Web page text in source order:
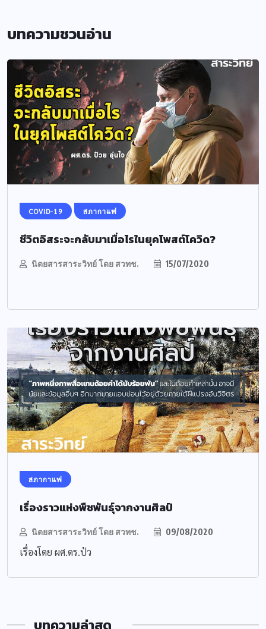
บทความชวนอ่าน
COVID-19 สภากาแฟ
ชีวิตอิสระจะกลับมาเมื่อไรในยุคโพสต์โควิด?
นิตยสารสาระวิทย์ โดย สวทช. 15/07/2020
สภากาแฟ
เรื่องราวแห่งพืชพันธุ์จากงานศิลป์
นิตยสารสาระวิทย์ โดย สวทช. 09/08/2020
เรื่องโดย ผศ.ดร.​ป๋ว
บทความล่าสุด